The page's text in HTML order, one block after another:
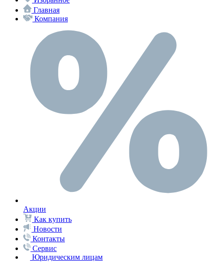
Главная
Компания
Акции
Как купить
Новости
Контакты
Сервис
Юридическим лицам